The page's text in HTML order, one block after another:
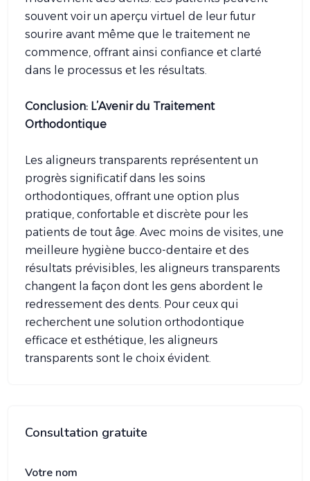
souvent voir un aperçu virtuel de leur futur
sourire avant même que le traitement ne
commence, offrant ainsi confiance et clarté
dans le processus et les résultats.
Conclusion: L’Avenir du Traitement
Orthodontique
Les aligneurs transparents représentent un
progrès significatif dans les soins
orthodontiques, offrant une option plus
pratique, confortable et discrète pour les
patients de tout âge. Avec moins de visites, une
meilleure hygiène bucco-dentaire et des
résultats prévisibles, les aligneurs transparents
changent la façon dont les gens abordent le
redressement des dents. Pour ceux qui
recherchent une solution orthodontique
efficace et esthétique, les aligneurs
transparents sont le choix évident.
Consultation gratuite
Votre nom